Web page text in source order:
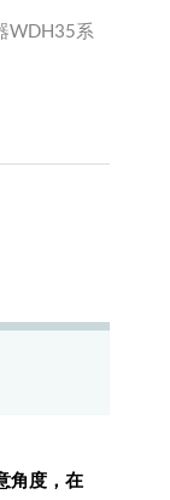
WDH35系
角度，在